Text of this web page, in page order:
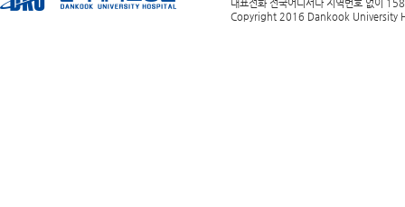
대표전화 전국어디서나 지역번호 없이
Copyright 2016 Dankook University